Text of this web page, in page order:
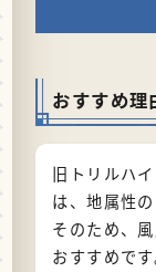
おすすめ理
旧トリルハ
は、地属性
そのため、
おすすめで